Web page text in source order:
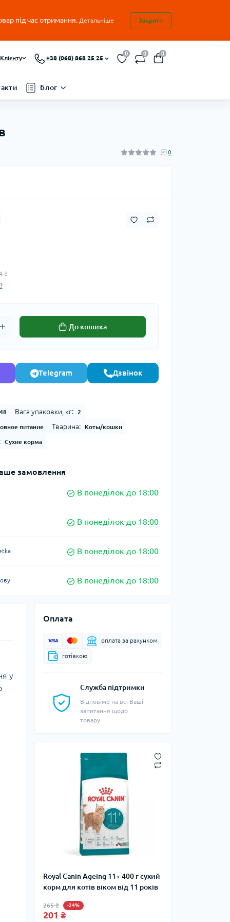
під час отримання. Детальніше Закрити
Клієнту +38 (068) 868 25 25
0 0 0
Блог
0
₴
До кошика
Telegram Дзвінок
Вага упаковки, кг: 2
питание Тварина: Коты/кошки
Сухие корма
замовлення
В понеділок до 18:00
В понеділок до 18:00
В понеділок до 18:00
В понеділок до 18:00
Оплата
оплата за рахунком
готівкою
Служба підтримки
Відповімо на всі Ваші
запитання щодо
товару
Royal Canin Ageing 11+ 400 г сухий
корм для котів віком від 11 років
265 ₴ -24%
201 ₴
у